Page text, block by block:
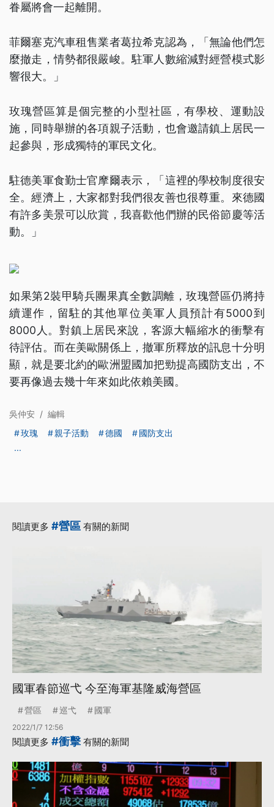
眷屬將會一起離開。
菲爾塞克汽車租售業者葛拉希克認為，「無論他們怎
麼撤走，情勢都很嚴峻。駐軍人數縮減對經營模式影
響很大。」
玫瑰營區算是個完整的小型社區，有學校、運動設
施，同時舉辦的各項親子活動，也會邀請鎮上居民一
起參與，形成獨特的軍民文化。
駐德美軍食勤士官摩爾表示，「這裡的學校制度很安
全。經濟上，大家都對我們很友善也很尊重。來德國
有許多美景可以欣賞，我喜歡他們辦的民俗節慶等活
動。」
如果第2裝甲騎兵團果真全數調離，玫瑰營區仍將持
續運作，留駐的其他單位美軍人員預計有5000到
8000人。對鎮上居民來說，客源大幅縮水的衝擊有
待評估。而在美歐關係上，撤軍所釋放的訊息十分明
顯，就是要北約的歐洲盟國加把勁提高國防支出，不
要再像過去幾十年來如此依賴美國。
吳仲安 / 編輯
玫瑰
親子活動 德國
國防支出
...
閱讀更多 #營區 有關的新聞
國軍春節巡弋 今至海軍基隆威海營區
營區 巡弋 國軍
2022/1/7 12:56
閱讀更多 #衝擊 有關的新聞